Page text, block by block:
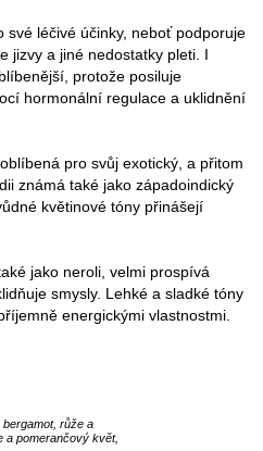
své léčivé účinky, neboť podporuje
jizvy a jiné nedostatky pleti. I
protože posiluje
hormonální regulace a uklidnění
pro svůj exotický, a přitom
známá také jako západoindický
květinové tóny přinášejí
jako neroli, velmi prospívá
smysly. Lehké a sladké tóny
energickými vlastnostmi.
růže a
a pomerančový květ,